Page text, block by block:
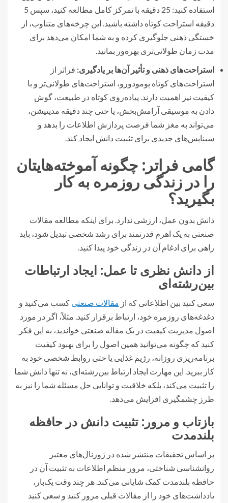
استفاده کنید: 25 دقیقه با تمرکز کامل مطالعه کنید، سپس 5
دقیقه استراحت کوتاه داشته باشید. این چرخه‌های متناوب، از
خستگی ذهنی جلوگیری کرده و به شما امکان می‌دهد برای
مدت زمان طولانی‌تری بهره‌ور بمانید.
استراحت‌های ذهنی و تأثیر آن‌ها بر یادگیری: فراتر از
استراحت‌های کوتاه پومودورو، استراحت‌های طولانی‌تر و با
کیفیت نیز اهمیت دارند. پیاده‌روی کوتاه در طبیعت، گوش
دادن به موسیقی آرامش‌بخش، یا حتی چند دقیقه مدیتیشن،
می‌تواند به مغز شما فرصت پردازش اطلاعات را بدهد و
سیناپس‌های جدیدی برای تثبیت دانش ایجاد کند.
گامی فراتر: چگونه آموخته‌هایتان
را در زندگی روزمره به کار
بگیرید؟
دانش بدون عمل، ارزشی ندارد. برای اینکه مطالعه مقالات
صنعتی به یک اهرم قدرتمند برای رشد شخصی تبدیل شود، باید
راهی برای ادغام آن در زندگی خود پیدا کنید.
از دانش نظری تا عمل: ایجاد ارتباطات
بین‌رشته‌ای
سعی کنید بین اطلاعاتی که از مقالات صنعتی کسب می‌کنید و
دغدغه‌های روزمره خود، ارتباط برقرار کنید. مثلاً، اگر در مورد
اصول مدیریت کیفیت در یک مقاله صنعتی خواندید، به این فکر
کنید که چگونه می‌توانید همین اصول را برای بهبود کیفیت
برنامه‌ریزی روزانه، رژیم غذایی یا حتی روابط شخصی خود به
کار ببرید. این مهارت ایجاد ارتباط بین‌رشته‌ای، نه تنها دانش شما
را تثبیت می‌کند، بلکه خلاقیت و توانایی حل مسئله شما را نیز به
طرز چشمگیری افزایش می‌دهد.
بازتاب و مرور: تثبیت دانش در حافظه
بلندمدت
بر اساس تحقیقات منتشر شده در ژورنال‌های معتبر
روانشناسی شناختی، مرور منظم اطلاعات به تثبیت آن در
حافظه بلندمدت کمک شایانی می‌کند. هر چند وقت یک‌بار،
یادداشت‌های خود را از مقالات قبلی مرور کنید و سعی کنید